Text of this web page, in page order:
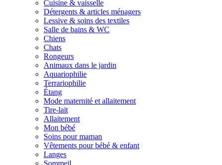
Cuisine & vaisselle
Détergents & articles ménagers
Lessive & soins des textiles
Salle de bains & WC
Chiens
Chats
Rongeurs
Animaux dans le jardin
Aquariophilie
Terrariophilie
Étang
Mode maternité et allaitement
Tire-lait
Allaitement
Mon bébé
Soins pour maman
Vêtements pour bébé & enfant
Langes
Sommeil